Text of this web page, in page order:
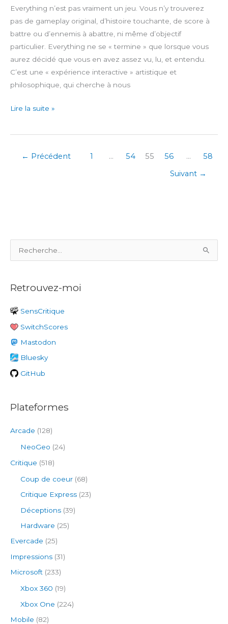
Everything n’est pas vraiment un jeu. Vous n’y trouverez
pas de gameplay original, d’histoire touchante, de score à
battre ou d’ennemis à abattre, ni même d’objectif
particulier. Everything ne se « termine » que lorsque vous
aurez décidé que vous en avez assez vu, lu, et entendu.
C’est une « expérience interactive » artistique et
philosophique, qui cherche à nous
Everything
Lire la suite »
← Précédent 1 … 54 55 56 …
58
Suivant →
e
h
r
c
h
e
r
Retrouvez-moi
SensCritique
SwitchScores
Mastodon
Bluesky
GitHub
Plateformes
Arcade (128)
NeoGeo (24)
Critique (518)
Coup de coeur (68)
Critique Express (23)
Déceptions (39)
Hardware (25)
Evercade (25)
Impressions (31)
Microsoft (233)
Xbox 360 (19)
Xbox One (224)
Mobile (82)